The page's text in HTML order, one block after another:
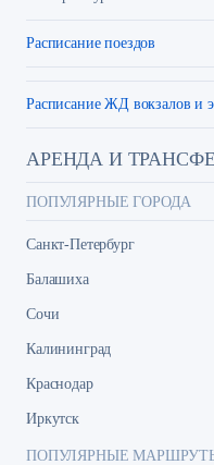
Расписание поездов
Расписание ЖД вокзалов и
АРЕНДА И
ПОПУЛЯРНЫЕ ГОРОДА
Санкт-Петербург
Балашиха
Сочи
Калининград
Краснодар
Иркутск
ПОПУЛЯРНЫЕ